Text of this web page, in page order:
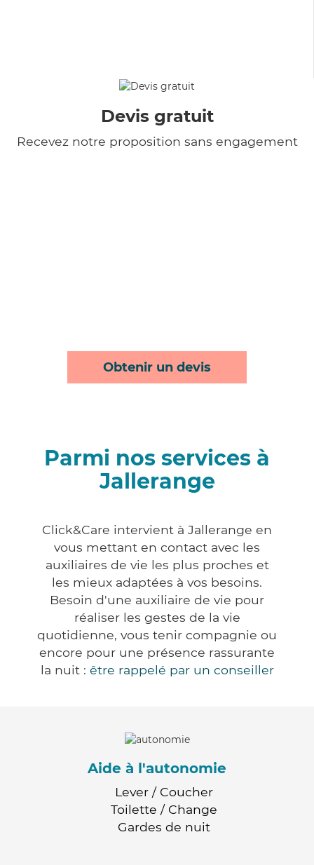
Devis gratuit
Recevez notre proposition sans engagement
Obtenir un devis
Parmi nos services à
Jallerange
Click&Care intervient à Jallerange en
vous mettant en contact avec les
auxiliaires de vie les plus proches et
les mieux adaptées à vos besoins.
Besoin d'une auxiliaire de vie pour
réaliser les gestes de la vie
quotidienne, vous tenir compagnie ou
encore pour une présence rassurante
la nuit : être rappelé par un conseiller
Aide à l'autonomie
Lever / Coucher
Toilette / Change
Gardes de nuit